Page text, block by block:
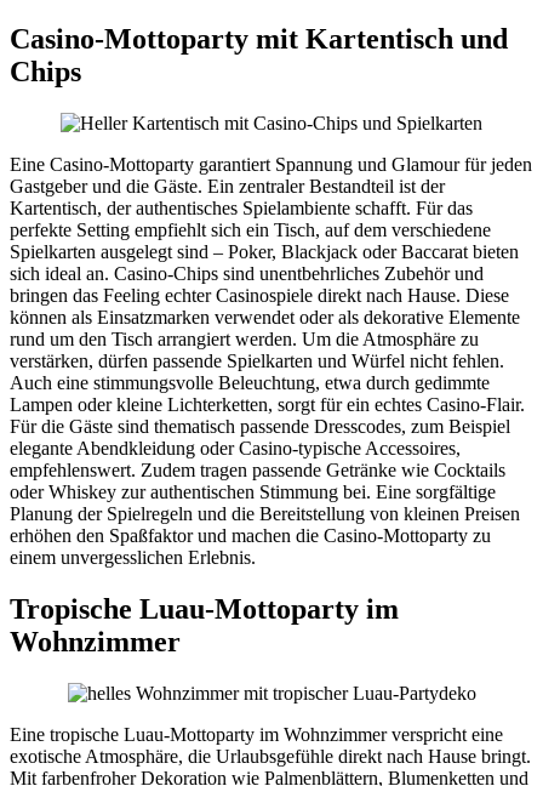
Casino-Mottoparty mit Kartentisch und
Chips
Eine Casino-Mottoparty garantiert Spannung und Glamour für jeden
Gastgeber und die Gäste. Ein zentraler Bestandteil ist der
Kartentisch, der authentisches Spielambiente schafft. Für das
perfekte Setting empfiehlt sich ein Tisch, auf dem verschiedene
Spielkarten ausgelegt sind – Poker, Blackjack oder Baccarat bieten
sich ideal an. Casino-Chips sind unentbehrliches Zubehör und
bringen das Feeling echter Casinospiele direkt nach Hause. Diese
können als Einsatzmarken verwendet oder als dekorative Elemente
rund um den Tisch arrangiert werden. Um die Atmosphäre zu
verstärken, dürfen passende Spielkarten und Würfel nicht fehlen.
Auch eine stimmungsvolle Beleuchtung, etwa durch gedimmte
Lampen oder kleine Lichterketten, sorgt für ein echtes Casino-Flair.
Für die Gäste sind thematisch passende Dresscodes, zum Beispiel
elegante Abendkleidung oder Casino-typische Accessoires,
empfehlenswert. Zudem tragen passende Getränke wie Cocktails
oder Whiskey zur authentischen Stimmung bei. Eine sorgfältige
Planung der Spielregeln und die Bereitstellung von kleinen Preisen
erhöhen den Spaßfaktor und machen die Casino-Mottoparty zu
einem unvergesslichen Erlebnis.
Tropische Luau-Mottoparty im
Wohnzimmer
Eine tropische Luau-Mottoparty im Wohnzimmer verspricht eine
exotische Atmosphäre, die Urlaubsgefühle direkt nach Hause bringt.
Mit farbenfroher Dekoration wie Palmenblättern, Blumenketten und